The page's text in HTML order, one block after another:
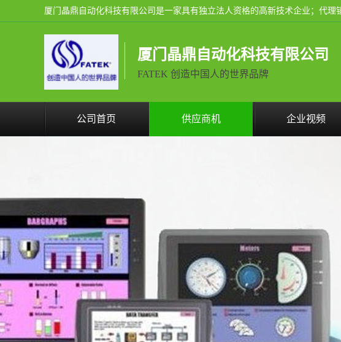
厦门晶鼎自动化科技有限公司
FATEK 创造中国人的世界品牌
公司首页 供应商机 企业视频